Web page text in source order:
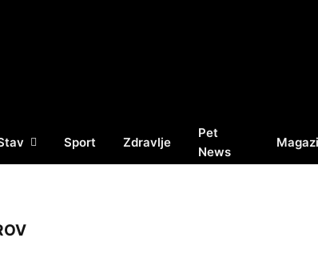
Sport Zdravlje
Pet
News